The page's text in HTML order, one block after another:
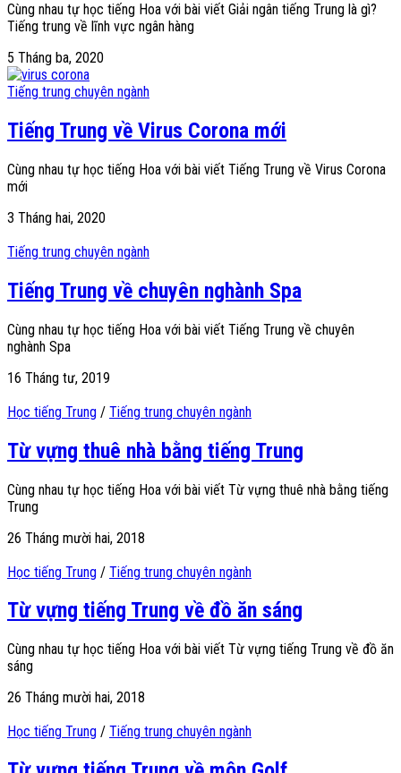
Cùng nhau tự học tiếng Hoa với bài viết Giải ngân tiếng Trung là gì?
Tiếng trung về lĩnh vực ngân hàng
5 Tháng ba, 2020
Tiếng trung chuyên ngành
Tiếng Trung về Virus Corona mới
Cùng nhau tự học tiếng Hoa với bài viết Tiếng Trung về Virus Corona
mới
3 Tháng hai, 2020
Tiếng trung chuyên ngành
Tiếng Trung về chuyên nghành Spa
Cùng nhau tự học tiếng Hoa với bài viết Tiếng Trung về chuyên
nghành Spa
16 Tháng tư, 2019
Học tiếng Trung / Tiếng trung chuyên ngành
Từ vựng thuê nhà bằng tiếng Trung
Cùng nhau tự học tiếng Hoa với bài viết Từ vựng thuê nhà bằng tiếng
Trung
26 Tháng mười hai, 2018
Học tiếng Trung / Tiếng trung chuyên ngành
Từ vựng tiếng Trung về đồ ăn sáng
Cùng nhau tự học tiếng Hoa với bài viết Từ vựng tiếng Trung về đồ ăn
sáng
26 Tháng mười hai, 2018
Học tiếng Trung / Tiếng trung chuyên ngành